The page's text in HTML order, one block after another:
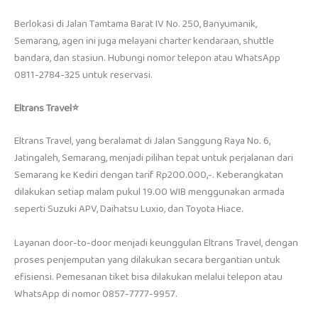
Berlokasi di Jalan Tamtama Barat IV No. 250, Banyumanik,
Semarang, agen ini juga melayani charter kendaraan, shuttle
bandara, dan stasiun. Hubungi nomor telepon atau WhatsApp
0811-2784-325 untuk reservasi.
Eltrans Travel⭐
Eltrans Travel, yang beralamat di Jalan Sanggung Raya No. 6,
Jatingaleh, Semarang, menjadi pilihan tepat untuk perjalanan dari
Semarang ke Kediri dengan tarif Rp200.000,-. Keberangkatan
dilakukan setiap malam pukul 19.00 WIB menggunakan armada
seperti Suzuki APV, Daihatsu Luxio, dan Toyota Hiace.
Layanan door-to-door menjadi keunggulan Eltrans Travel, dengan
proses penjemputan yang dilakukan secara bergantian untuk
efisiensi. Pemesanan tiket bisa dilakukan melalui telepon atau
WhatsApp di nomor 0857-7777-9957.